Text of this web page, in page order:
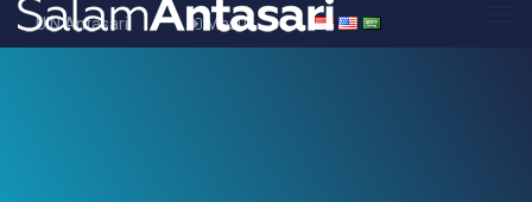
UIN Antasari Masuk